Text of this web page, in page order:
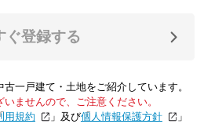
ぐ登録する
一戸建て・土地をご紹介しています。
ませんので、ご注意ください。
用規約 」及び「個人情報保護方針
」